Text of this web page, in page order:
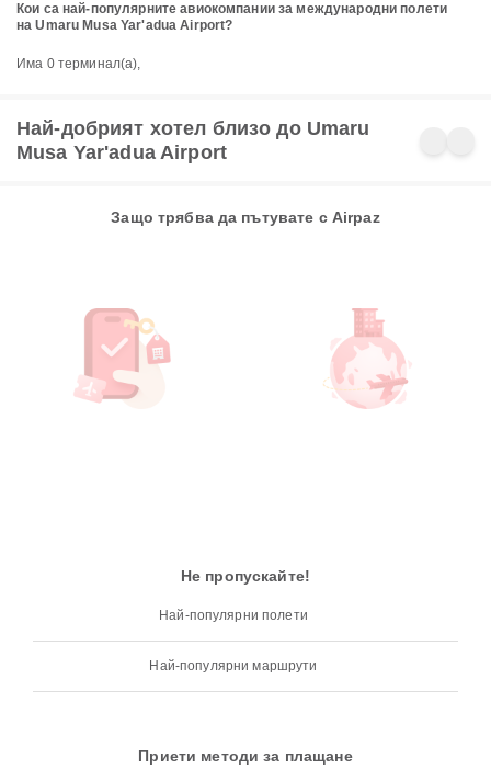
Кои са най-популярните авиокомпании за международни полети
на Umaru Musa Yar'adua Airport?
Има 0 терминал(а),
Най-добрият хотел близо до Umaru
Musa Yar'adua Airport
Защо трябва да пътувате с Airpaz
Не пропускайте!
Най-популярни полети
Най-популярни маршрути
Приети методи за плащане